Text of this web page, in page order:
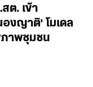
ต. เข้า
งญาติ’ โมเดล
ภาพชุมชน